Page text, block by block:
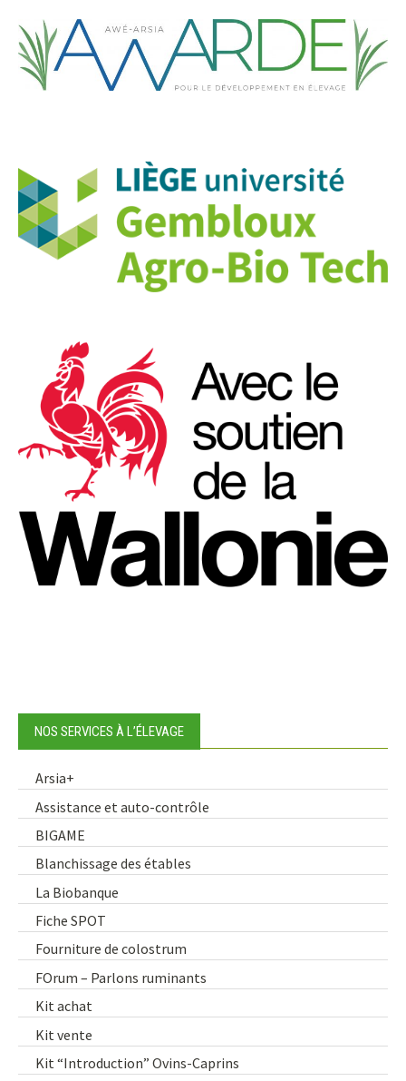
NOS SERVICES À L’ÉLEVAGE
Arsia+
Assistance et auto-contrôle
BIGAME
Blanchissage des étables
La Biobanque
Fiche SPOT
Fourniture de colostrum
FOrum – Parlons ruminants
Kit achat
Kit vente
Kit “Introduction” Ovins-Caprins